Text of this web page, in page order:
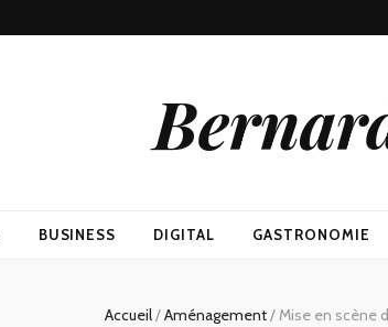
BUSINESS DIGITAL GASTRONOMIE
Accueil/Aménagement/Mise en scène